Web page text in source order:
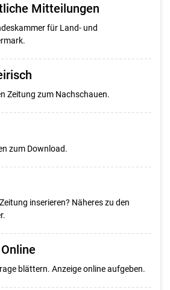
Mitteilungen
für Land- und
Zeitung zum Nachschauen.
zum Download.
inserieren? Näheres zu den
blättern. Anzeige online aufgeben.